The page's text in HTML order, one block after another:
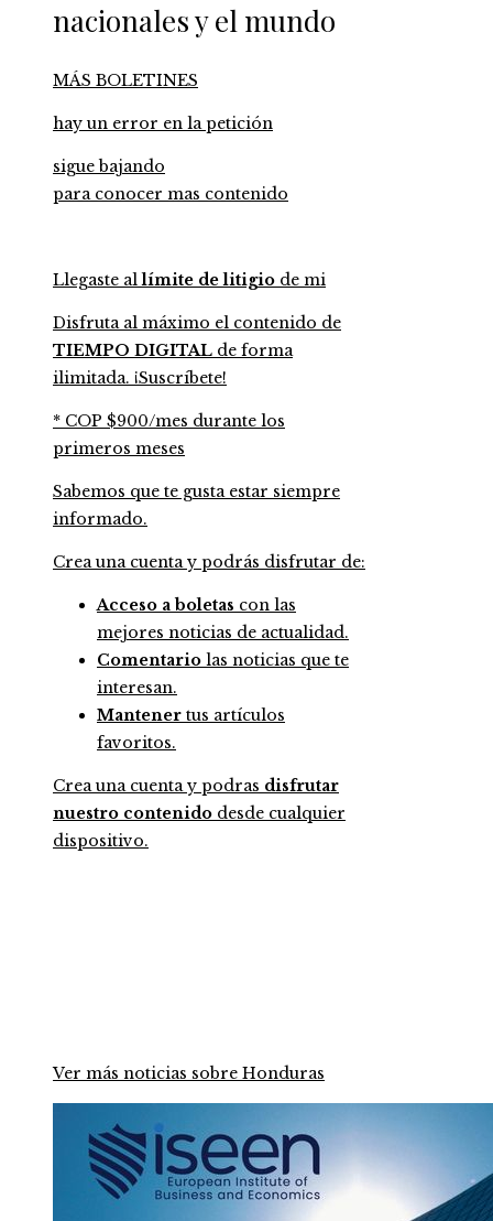
nacionales y el mundo
MÁS BOLETINES
hay un error en la petición
sigue bajando
para conocer mas contenido
Llegaste allímite de litigio de mi
Disfruta al máximo el contenido de
TIEMPO DIGITAL de forma
ilimitada. ¡Suscríbete!
* COP $900/mes durante los
primeros meses
Sabemos que te gusta estar siempre
informado.
Crea una cuenta y podrás disfrutar de:
Acceso a boletas con las
mejores noticias de actualidad.
Comentario las noticias que te
interesan.
Mantener tus artículos
favoritos.
Crea una cuenta y podras disfrutar
nuestro contenido desde cualquier
dispositivo.
Ver más noticias sobre Honduras